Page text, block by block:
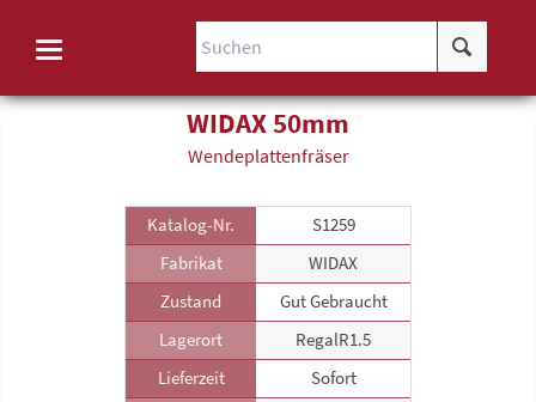
WIDAX 50mm
Wende­plattenfräser
Katalog-Nr.
S1259
Fabrikat
WIDAX
Zustand
Gut Gebraucht
Lagerort
RegalR1.5
Lieferzeit
Sofort